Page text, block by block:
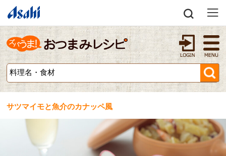
サツマイモと魚介のカナッペ風